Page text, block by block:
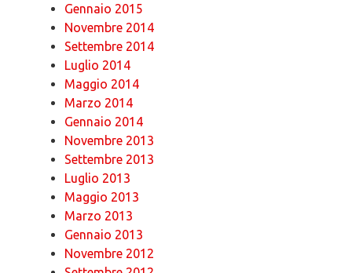
Gennaio 2015
Novembre 2014
Settembre 2014
Luglio 2014
Maggio 2014
Marzo 2014
Gennaio 2014
Novembre 2013
Settembre 2013
Luglio 2013
Maggio 2013
Marzo 2013
Gennaio 2013
Novembre 2012